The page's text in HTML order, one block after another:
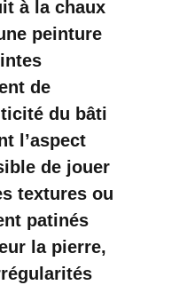
à la chaux
peinture
de
du bâti
l’aspect
de jouer
textures ou
patinés
la pierre,